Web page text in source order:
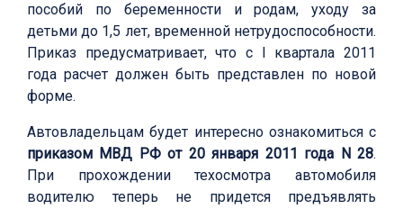
пособий по беременности и родам, уходу за
детьми до 1,5 лет, временной нетрудоспособности.
Приказ предусматривает, что с I квартала 2011
года расчет должен быть представлен по новой
форме.
Автовладельцам будет интересно ознакомиться с
приказом МВД РФ от 20 января 2011 года N 28.
При прохождении техосмотра автомобиля
водителю теперь не придется предъявлять